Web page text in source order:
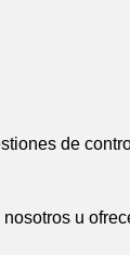
de
u